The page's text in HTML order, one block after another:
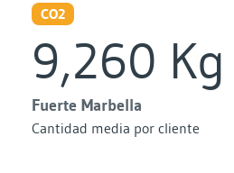
CO2
9,260 Kg
Fuerte Marbella
Cantidad media por cliente